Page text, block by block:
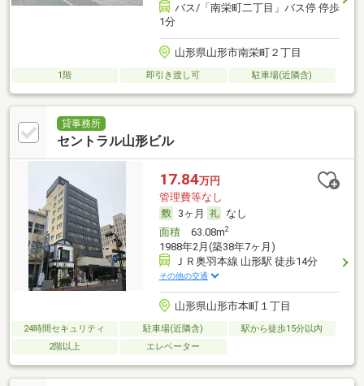
バス/「南栄町二丁目」バス停 停歩
1分
山形県山形市南栄町２丁目
1階 即引き渡し可 駐車場(近隣含)
貸事務所
セントラル山形ビル
17.84万円
管理費等なし
3ヶ月
なし
面積63.08m2
1988年2月(築38年7ヶ月)
ＪＲ奥羽本線 山形駅 徒歩14分
その他の交通
山形県山形市本町１丁目
24時間セキュリティ 駐車場(近隣含)
駅から徒歩15分以内
2階以上
エレベーター